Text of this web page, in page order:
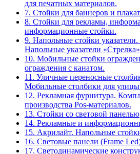
для печатных материалов.
7. Стойки для баннеров и
8. Стойки для рекламы,
информационные стойки.
9. Напольные стойки указатели.
Напольные указатели «Стрелка»
10. Мобильные стойки
ограждения с канатом.
11. Уличные переносные
Мобильные столбики для
12. Рекламная фурнитура.
производства Pos-материалов.
13. Стойки со световой панелью
14. Рекламные и
15. Акрилайт. Напольные
16. Световые панели (Frame
17. Светодинамические